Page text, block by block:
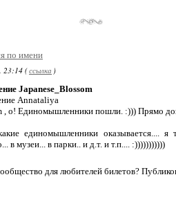
по имени
23:14 (ссылка )
Japanese_Blossom
Annataliya
, о! Единомышленники пошли. :))) Прямо
единомышленники оказывается.... я
в музеи... в парки.. и д.т. и т.п.... :)))))))))))
для любителей билетов?